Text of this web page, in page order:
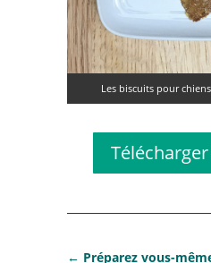
Les biscuits pour
← Préparez vous-